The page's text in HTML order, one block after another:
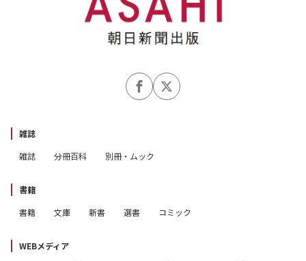
雑誌
雑誌
分冊百科 別冊・ムック
書籍
書籍
文庫 新書 選書 コミック
WEBメディア